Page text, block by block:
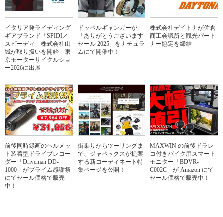
イタリア発ライディング
ギアブランド「SPIDI／
スピーディ」株式会社山
城が取り扱いを開始 東
京モーターサイクルショ
ー2026に出展
ドッペルギャンガーが
「ありがとうございます
セール 2025」をナチュラ
ムにて開催中！
株式会社デイトナが佐倉
商工会議所と観光パート
ナー協定を締結
前後同時録画のヘルメッ
ト装着型ドライブレコー
ダー「Driveman DD-
1000」がプライム感謝祭
にてセール価格で販売
中！
街乗りからツーリングま
で、ジャペックスが提案
する新コーディネート特
集ページを公開！
MAXWIN の前後ドラレ
コ付きバイク用スマート
モニター「BDVR-
C002C」が Amazon にて
セール価格で販売中！